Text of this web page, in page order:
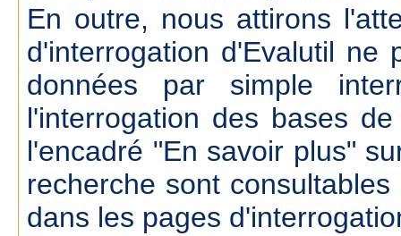
En outre, nous attirons
d'interrogation d'Evalutil ne
données par simple
l'interrogation des bases
l'encadré "En savoir plus"
recherche sont
dans les pages